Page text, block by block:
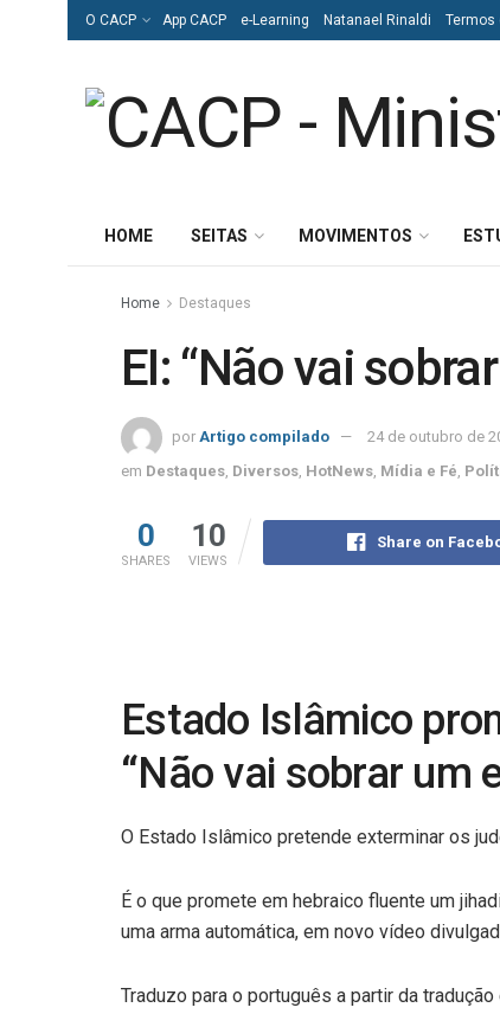
O CACP App CACP e-Learning Natanael Rinaldi Termos
HOME SEITAS MOVIMENTOS
Home Destaques
EI: “Não vai
por Artigo compilado
24 de outubro de
em Destaques Diversos HotNews Mídia e Fé
0
SHARES
10
VIEWS
Share on
Estado Islâmico
“Não vai sobrar um
O Estado Islâmico pretende exterminar os
É o que promete em hebraico fluente um
uma arma automática, em novo vídeo
Traduzo para o português a partir da